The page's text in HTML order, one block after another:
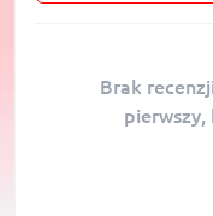
Brak
pierwszy,